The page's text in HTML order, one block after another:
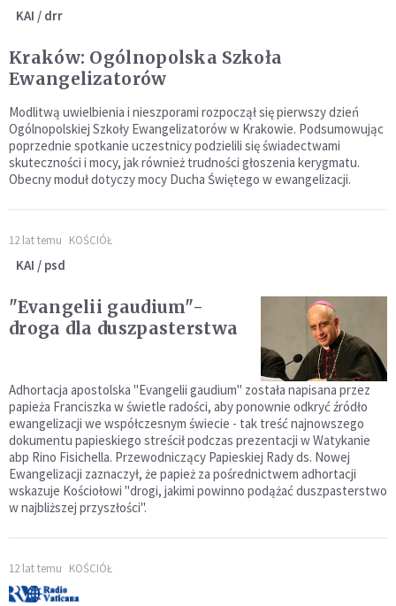
KAI / drr
Kraków: Ogólnopolska Szkoła
Ewangelizatorów
Modlitwą uwielbienia i nieszporami rozpoczął się pierwszy dzień
Ogólnopolskiej Szkoły Ewangelizatorów w Krakowie. Podsumowując
poprzednie spotkanie uczestnicy podzielili się świadectwami
skuteczności i mocy, jak również trudności głoszenia kerygmatu.
Obecny moduł dotyczy mocy Ducha Świętego w ewangelizacji.
12 lat temu KOŚCIÓŁ
KAI / psd
"Evangelii gaudium"-
droga dla duszpasterstwa
Adhortacja apostolska "Evangelii gaudium" została napisana przez
papieża Franciszka w świetle radości, aby ponownie odkryć źródło
ewangelizacji we współczesnym świecie - tak treść najnowszego
dokumentu papieskiego streścił podczas prezentacji w Watykanie
abp Rino Fisichella. Przewodniczący Papieskiej Rady ds. Nowej
Ewangelizacji zaznaczył, że papież za pośrednictwem adhortacji
wskazuje Kościołowi "drogi, jakimi powinno podążać duszpasterstwo
w najbliższej przyszłości".
12 lat temu KOŚCIÓŁ